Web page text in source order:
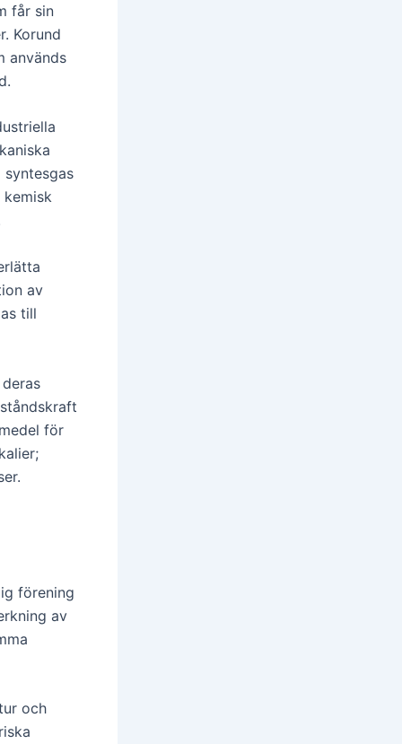
får sin
Korund
används
kemisk
av
till
för
förening
av
och